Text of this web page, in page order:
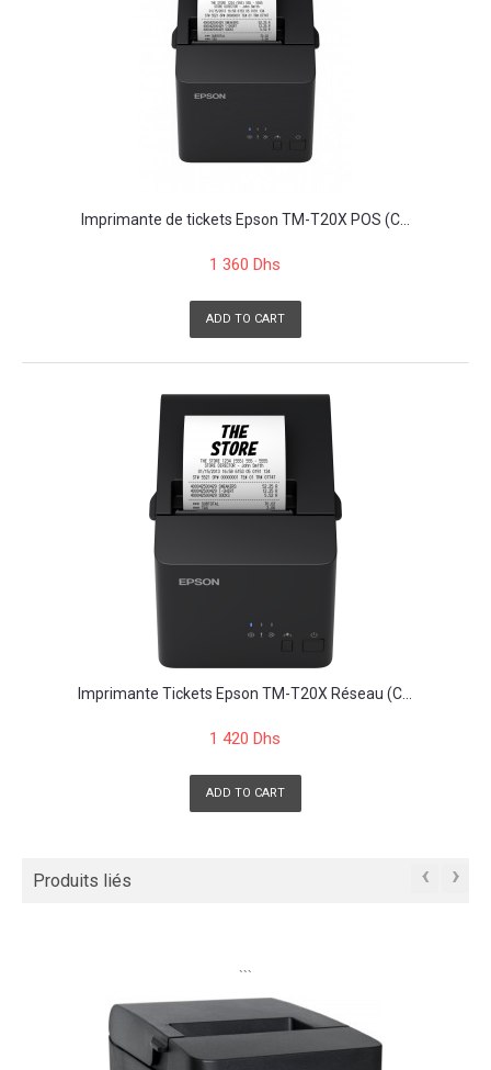
Imprimante de tickets Epson TM-T20X POS (C...
1 360 Dhs
ADD TO CART
Imprimante Tickets Epson TM-T20X Réseau (C...
1 420 Dhs
ADD TO CART
Produits liés ‹ ›
```